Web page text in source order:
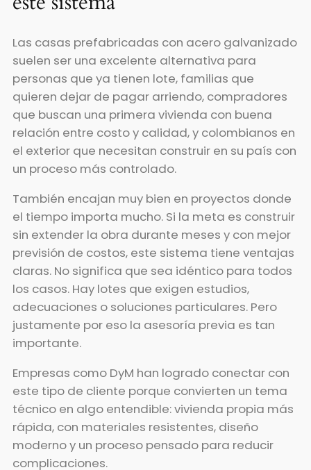
Las casas prefabricadas con acero galvanizado
suelen ser una excelente alternativa para
personas que ya tienen lote, familias que
quieren dejar de pagar arriendo, compradores
que buscan una primera vivienda con buena
relación entre costo y calidad, y colombianos en
el exterior que necesitan construir en su país con
un proceso más controlado.
También encajan muy bien en proyectos donde
el tiempo importa mucho. Si la meta es construir
sin extender la obra durante meses y con mejor
previsión de costos, este sistema tiene ventajas
claras. No significa que sea idéntico para todos
los casos. Hay lotes que exigen estudios,
adecuaciones o soluciones particulares. Pero
justamente por eso la asesoría previa es tan
importante.
Empresas como DyM han logrado conectar con
este tipo de cliente porque convierten un tema
técnico en algo entendible: vivienda propia más
rápida, con materiales resistentes, diseño
moderno y un proceso pensado para reducir
complicaciones.